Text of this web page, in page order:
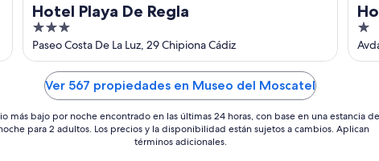
Hotel Playa De Regla
3
out
of
Paseo Costa De La Luz, 29 Chipiona Cádiz
1
out
of
Ver 567 propiedades en Museo del Moscatel
más bajo por noche encontrado en las últimas 24 horas, con base en una estancia de
para 2 adultos. Los precios y la disponibilidad están sujetos a cambios. Aplican
términos adicionales.